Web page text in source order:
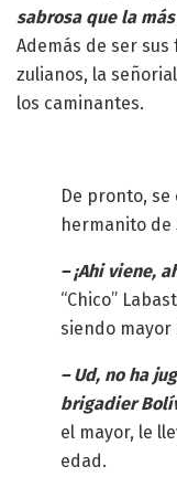
sabrosa que la
Además de ser
zulianos, la
los caminantes.
De pronto,
hermanito de
–¡Ahi viene,
“Chico”
siendo mayor
– Ud, no ha
brigadier
el mayor, le
edad.